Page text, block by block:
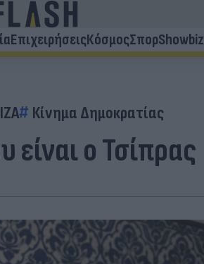
ΕπιχειρήσειςΚόσμοςΣπορShowbiz
Κίνημα Δημοκρατίας
είναι ο Τσίπρας